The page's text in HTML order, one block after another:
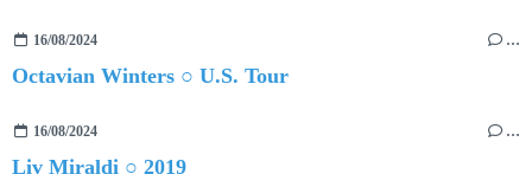
16/08/2024 …
Octavian Winters ○ U.S. Tour
16/08/2024 …
Liv Miraldi ○ 2019